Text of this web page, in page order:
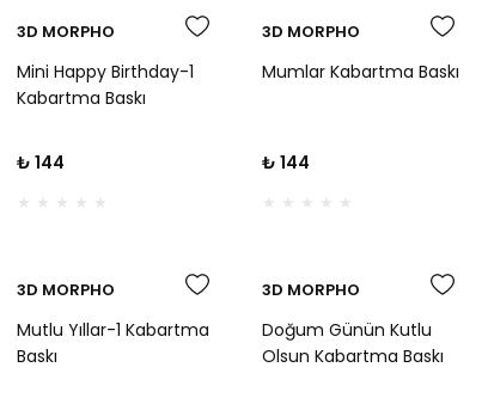
3D MORPHO
Mini Happy Birthday-1
Kabartma Baskı
₺ 144
3D MORPHO
Mumlar Kabartma Baskı
₺ 144
3D MORPHO
Mutlu Yıllar-1 Kabartma
Baskı
3D MORPHO
Doğum Günün Kutlu
Olsun Kabartma Baskı